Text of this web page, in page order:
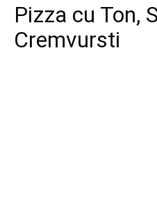
Pizza cu Ton,
Cremvursti